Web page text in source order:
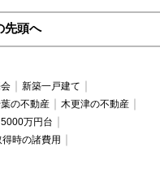
先頭へ
新築一戸建て
の不動産
木更津の不動産
5000万円台
時の諸費用